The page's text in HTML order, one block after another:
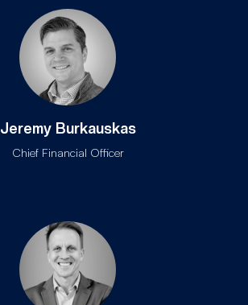
Jeremy Burkauskas
Chief Financial Officer